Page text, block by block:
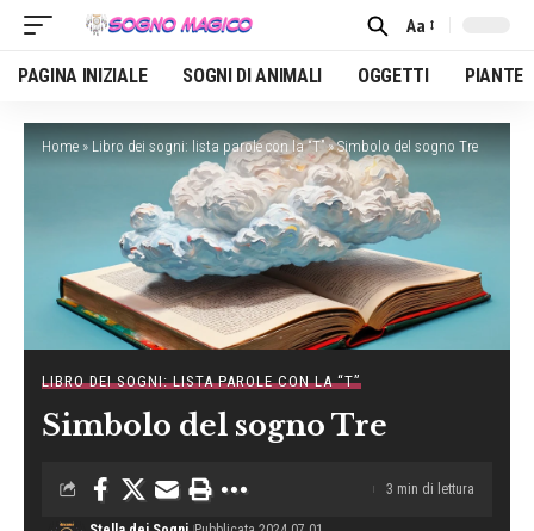
Font
Resizer
Aa
PAGINA INIZIALE SOGNI DI ANIMALI OGGETTI PIANTE
Home » Libro dei sogni: lista parole con la “T”»Simbolo del sogno Tre
LIBRO DEI SOGNI: LISTA PAROLE CON LA “T”
Simbolo del sogno Tre
3 min di lettura